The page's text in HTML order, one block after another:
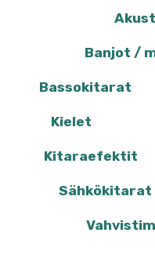
TARVIKKEET
Banjot /
Bassokitarat
Kielet
Kitaraefektit
Sähkökitarat